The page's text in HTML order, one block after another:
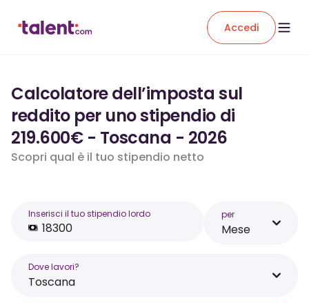
Accedi
Calcolatore dell’imposta sul
reddito per uno stipendio di
219.600€ - Toscana - 2026
Scopri qual è il tuo stipendio netto
Inserisci il tuo stipendio lordo per
Mese
Dove lavori?
Toscana